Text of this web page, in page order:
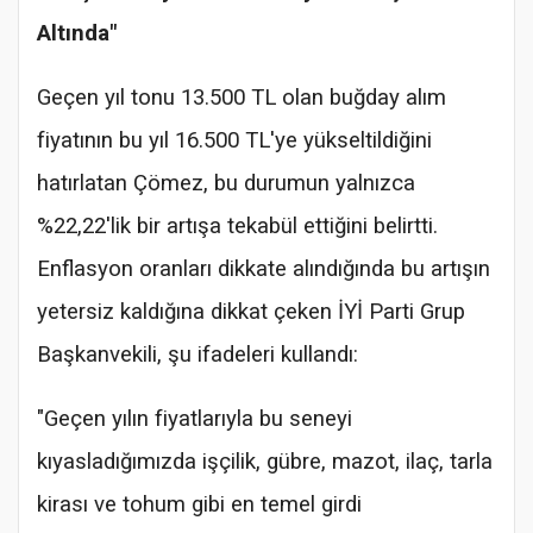
Altında"
Geçen yıl tonu 13.500 TL olan buğday alım
fiyatının bu yıl 16.500 TL'ye yükseltildiğini
hatırlatan Çömez, bu durumun yalnızca
%22,22'lik bir artışa tekabül ettiğini belirtti.
Enflasyon oranları dikkate alındığında bu artışın
yetersiz kaldığına dikkat çeken İYİ Parti Grup
Başkanvekili, şu ifadeleri kullandı:
"Geçen yılın fiyatlarıyla bu seneyi
kıyasladığımızda işçilik, gübre, mazot, ilaç, tarla
kirası ve tohum gibi en temel girdi